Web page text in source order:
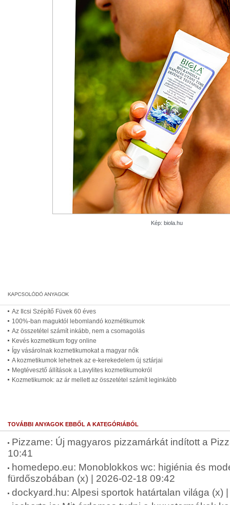
Kép: biola.hu
Az Ilcsi Szépítő Füvek 60 éves
100%-ban maguktól lebomlandó kozmétikumok
Az összetétel számít inkább, nem a csomagolás
Kevés kozmetikum fogy online
Így vásárolnak kozmetikumokat a magyar nők
A kozmetikumok lehetnek az e-kerekedelem új sztárjai
Megtévesztő állítások a Lavylites kozmetikumokról
Kozmetikumok: az ár mellett az összetétel számít leginkább
TOVÁBBI ANYAGOK EBBŐL A KATEGÓRIÁBÓL
Pizzame: Új magyaros pizzamárkát indított a
10:41
homedepo.eu: Monoblokkos wc: higiénia és
fürdőszobában (x) | 2026-02-18 09:42
dockyard.hu: Alpesi sportok határtalan világa (x)